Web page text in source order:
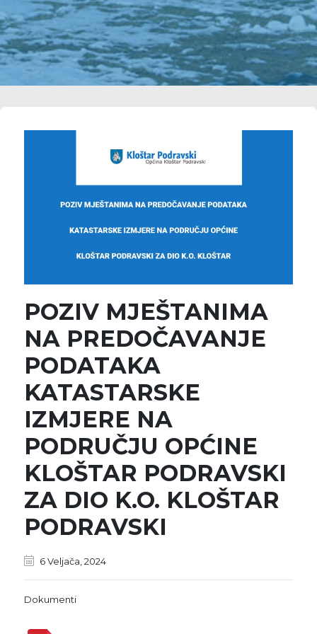
POZIV MJEŠTANIMA
NA PREDOČAVANJE
PODATAKA
KATASTARSKE
IZMJERE NA
PODRUČJU OPĆINE
KLOŠTAR PODRAVSKI
ZA DIO K.O. KLOŠTAR
PODRAVSKI
6 Veljača, 2024
Dokumenti